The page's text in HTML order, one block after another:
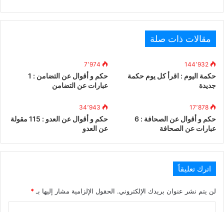
مقالات ذات صلة
144٬932
حكمة اليوم : اقرأ كل يوم حكمة
جديدة
7٬974
حكم و أقوال عن التضامن : 1
عبارات عن التضامن
17٬878
حكم و أقوال عن الصحافة : 6
عبارات عن الصحافة
34٬943
حكم و أقوال عن العدو : 115 مقولة
عن العدو
اترك تعليقاً
لن يتم نشر عنوان بريدك الإلكتروني. الحقول الإلزامية مشار إليها بـ *